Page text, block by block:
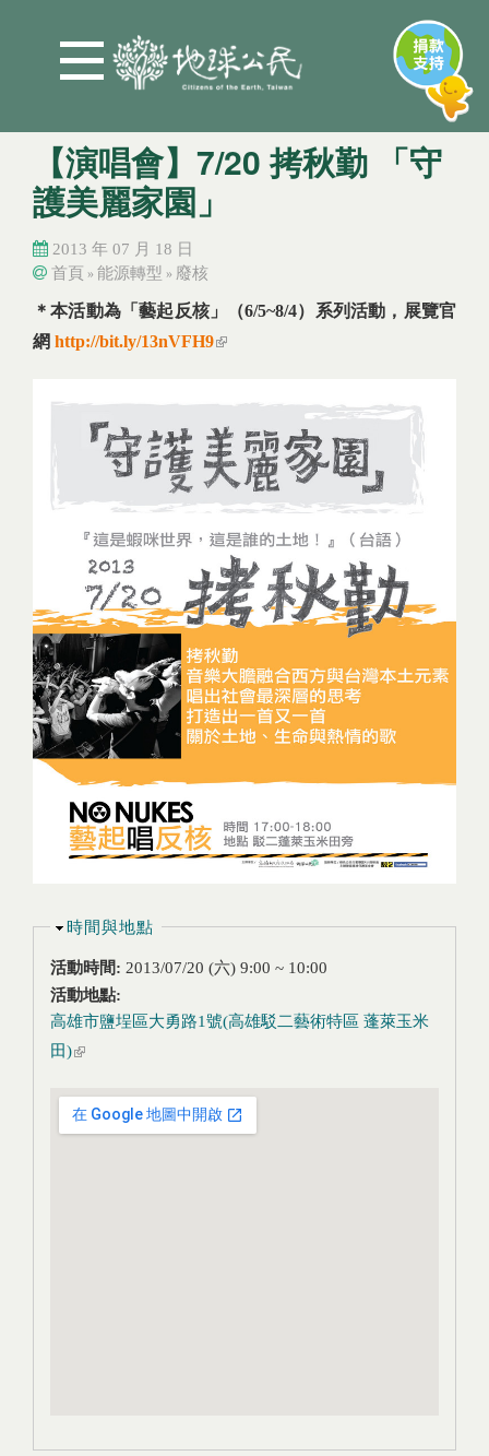
【演唱會】7/20 拷秋勤 「守
護美麗家園」
2013 年 07 月 18 日
您在這裡
首頁 » 能源轉型 » 廢核
您在這裡
＊本活動為「藝起反核」（6/5~8/4）系列活動，展覽官
網 http://bit.ly/13nVFH9(link is external)
隱藏
時間與地點
活動時間: 2013/07/20 (六) 9:00 ~ 10:00
活動地點:
高雄市鹽埕區大勇路1號(高雄駁二藝術特區 蓬萊玉米
田)(link is external)